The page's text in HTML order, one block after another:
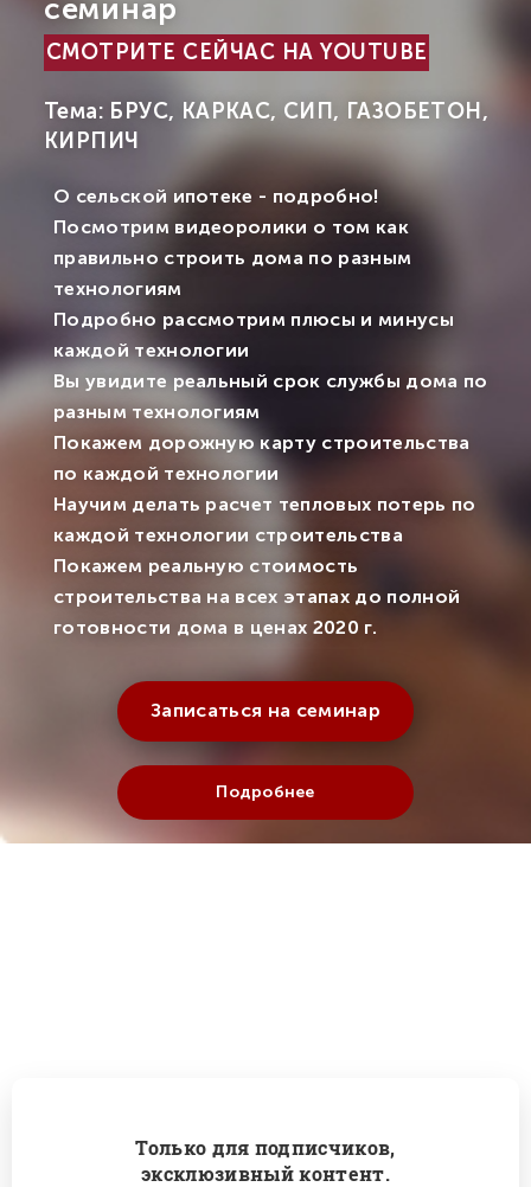
семинар
СМОТРИТЕ СЕЙЧАС НА YOUTUBE
Тема: БРУС, КАРКАС, СИП, ГАЗОБЕТОН,
КИРПИЧ
О сельской ипотеке - подробно!
Посмотрим видеоролики о том как
правильно строить дома по разным
технологиям
Подробно рассмотрим плюсы и минусы
каждой технологии
Вы увидите реальный срок службы дома по
разным технологиям
Покажем дорожную карту строительства
по каждой технологии
Научим делать расчет тепловых потерь по
каждой технологии строительства
Покажем реальную стоимость
строительства на всех этапах до полной
готовности дома в ценах 2020 г.
Записаться на семинар
Подробнее
Только для подписчиков,
эксклюзивный контент.